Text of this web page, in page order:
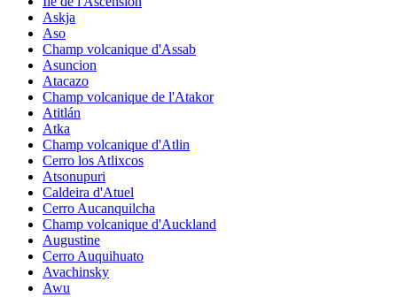
Askja
Aso
Champ volcanique d'Assab
Asuncion
Atacazo
Champ volcanique de l'Atakor
Atitlán
Atka
Champ volcanique d'Atlin
Cerro los Atlixcos
Atsonupuri
Caldeira d'Atuel
Cerro Aucanquilcha
Champ volcanique d'Auckland
Augustine
Cerro Auquihuato
Avachinsky
Awu